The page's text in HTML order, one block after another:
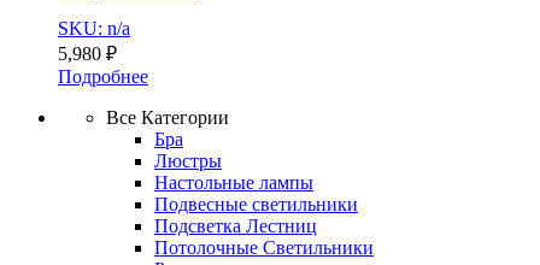
SKU: n/a
5,980 ₽
Подробнее
Все Категории
Бра
Люстры
Настольные лампы
Подвесные светильники
Подсветка Лестниц
Потолочные Светильники